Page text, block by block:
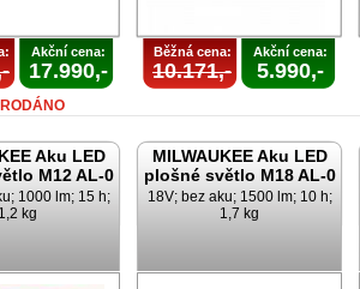
Akční cena:
17.990,-
Běžná cena:
10.171,-
Akční cena:
5.990,-
Aku LED
M12 AL-0
1000 lm; 15 h;
1,2 kg
MILWAUKEE Aku LED
plošné světlo M18 AL-0
18V; bez aku; 1500 lm; 10 h;
1,7 kg